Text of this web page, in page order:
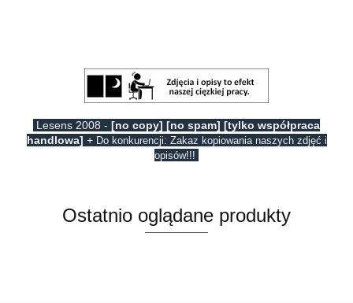
Lesens 2008 - [no copy] [no spam] [tylko współpraca
handlowa] + Do konkurencji: Zakaz kopiowania naszych zdjęć i
opisów!!!
Ostatnio oglądane produkty